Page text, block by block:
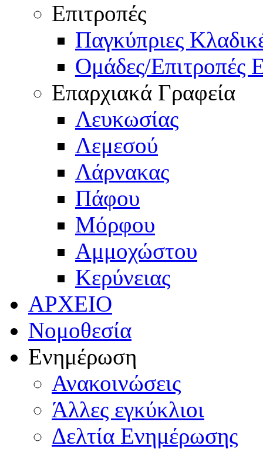
Επιτροπές
Παγκύπριες
Ομάδες/Επιτροπές
Επαρχιακά Γραφεία
Λευκωσίας
Λεμεσού
Λάρνακας
Πάφου
Μόρφου
Αμμοχώστου
Κερύνειας
ΑΡΧΕΙΟ
Νομοθεσία
Ενημέρωση
Ανακοινώσεις
Άλλες εγκύκλιοι
Δελτία Ενημέρωσης